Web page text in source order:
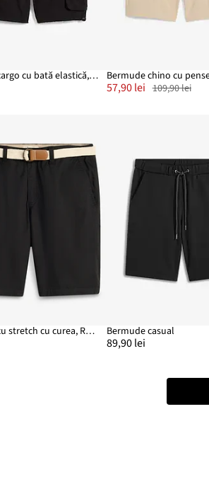
Bermude cargo cu bată elastică, Regular Fit
57,90 lei 109,90 lei
Bermude cu stretch cu curea, Regular Fit Bermude casual
89,90 lei